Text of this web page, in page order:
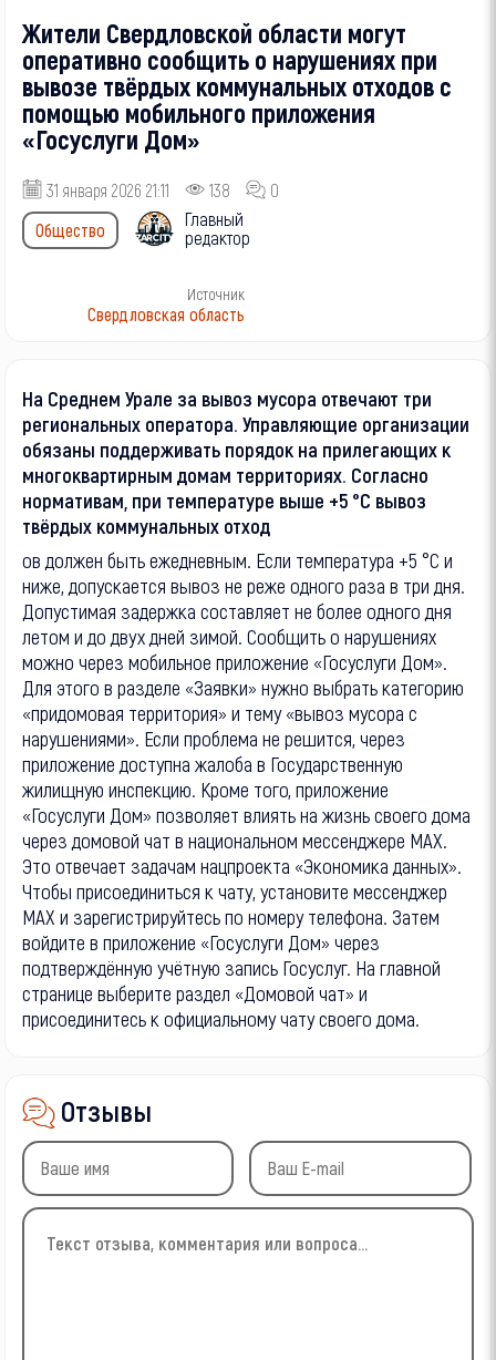
Жители Свердловской области могут
оперативно сообщить о нарушениях при
вывозе твёрдых коммунальных отходов с
помощью мобильного приложения
«Госуслуги Дом»
31 января 2026 21:11 138
0
Общество
Главный
редактор
Источник
Свердловская область
На Среднем Урале за вывоз мусора отвечают три
региональных оператора. Управляющие организации
обязаны поддерживать порядок на прилегающих к
многоквартирным домам территориях. Согласно
нормативам, при температуре выше +5 °C вывоз
твёрдых коммунальных отход
ов должен быть ежедневным. Если температура +5 °C и
ниже, допускается вывоз не реже одного раза в три дня.
Допустимая задержка составляет не более одного дня
летом и до двух дней зимой. Сообщить о нарушениях
можно через мобильное приложение «Госуслуги Дом».
Для этого в разделе «Заявки» нужно выбрать категорию
«придомовая территория» и тему «вывоз мусора с
нарушениями». Если проблема не решится, через
приложение доступна жалоба в Государственную
жилищную инспекцию. Кроме того, приложение
«Госуслуги Дом» позволяет влиять на жизнь своего дома
через домовой чат в национальном мессенджере MAX.
Это отвечает задачам нацпроекта «Экономика данных».
Чтобы присоединиться к чату, установите мессенджер
MAX и зарегистрируйтесь по номеру телефона. Затем
войдите в приложение «Госуслуги Дом» через
подтверждённую учётную запись Госуслуг. На главной
странице выберите раздел «Домовой чат» и
присоединитесь к официальному чату своего дома.
Отзывы